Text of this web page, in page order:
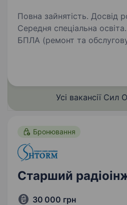
Повна зайнятість. Досвід
Середня спеціальна освіта. Вакансія: Майстер
БПЛА (ремонт та
бригада «Едельвейс» До
бригади «Едельвейс»
Усі вакансії Сил
Бронювання
Старший
30 000 грн